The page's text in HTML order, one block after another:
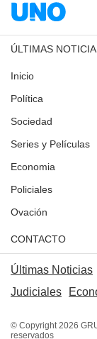
ÚLTIMAS
Inicio
Política
Sociedad
Series y Películas
Economia
Policiales
Ovación
CONTACTO
Últimas Noticias
Judiciales
© Copyright 2026
reservados